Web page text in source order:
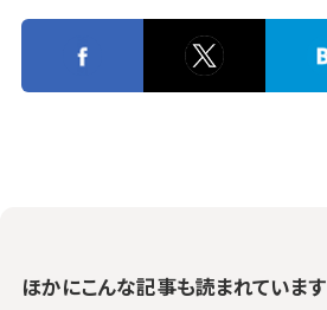
ほかにこんな記事も読まれています